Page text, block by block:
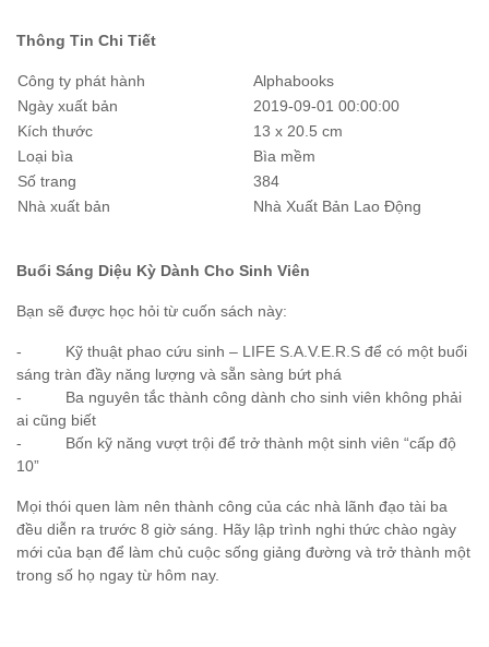
Thông Tin Chi Tiết
Công ty phát hành
Alphabooks
Ngày xuất bản
2019-09-01 00:00:00
Kích thước
13 x 20.5 cm
Loại bìa
Bìa mềm
Số trang
384
Nhà xuất bản
Nhà Xuất Bản Lao Động
Buổi Sáng Diệu Kỳ Dành Cho Sinh Viên
Bạn sẽ được học hỏi từ cuốn sách này:
- Kỹ thuật phao cứu sinh – LIFE S.A.V.E.R.S để có một buổi
sáng tràn đầy năng lượng và sẵn sàng bứt phá
- Ba nguyên tắc thành công dành cho sinh viên không phải
ai cũng biết
- Bốn kỹ năng vượt trội để trở thành một sinh viên “cấp độ
10”
Mọi thói quen làm nên thành công của các nhà lãnh đạo tài ba
đều diễn ra trước 8 giờ sáng. Hãy lập trình nghi thức chào ngày
mới của bạn để làm chủ cuộc sống giảng đường và trở thành một
trong số họ ngay từ hôm nay.